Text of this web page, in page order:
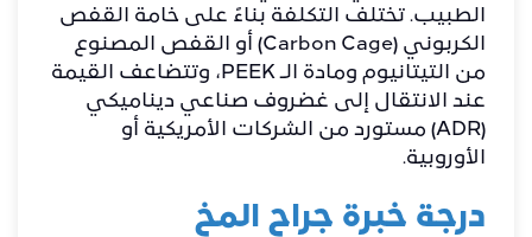
الطبيب. تختلف التكلفة بناءً على خامة القفص
الكربوني (Carbon Cage) أو القفص المصنوع
من التيتانيوم ومادة الـ PEEK، وتتضاعف القيمة
عند الانتقال إلى غضروف صناعي ديناميكي
(ADR) مستورد من الشركات الأمريكية أو
الأوروبية.
​درجة خبرة جراح المخ